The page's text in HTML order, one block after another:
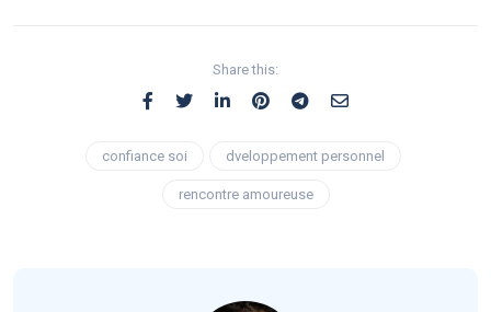
Share this:
confiance soi dveloppement personnel
rencontre amoureuse